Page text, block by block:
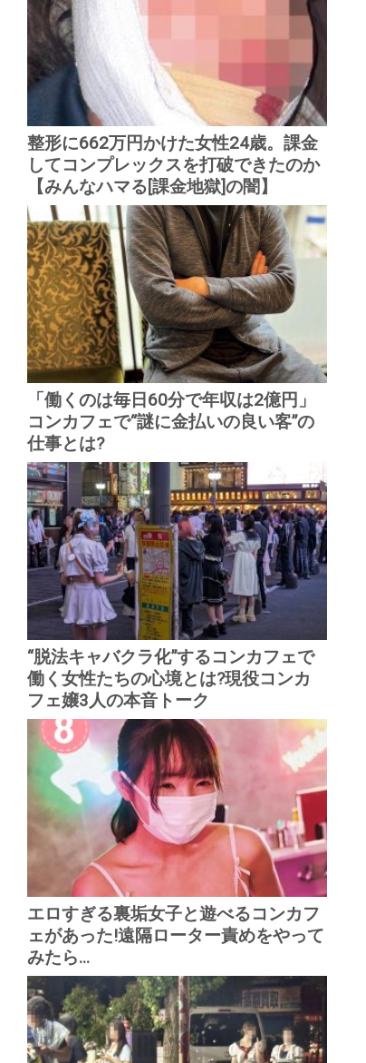
整形に662万円かけた女性24歳。課金
してコンプレックスを打破できたのか
【みんなハマる[課金地獄]の闇】
「働くのは毎日60分で年収は2億円」
コンカフェで“謎に金払いの良い客”の
仕事とは?
“脱法キャバクラ化”するコンカフェで
働く女性たちの心境とは?現役コンカ
フェ嬢3人の本音トーク
エロすぎる裏垢女子と遊べるコンカフ
ェがあった!遠隔ローター責めをやって
みたら...